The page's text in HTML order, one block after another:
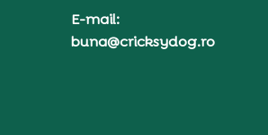
E-mail:
buna@cricksydog.ro